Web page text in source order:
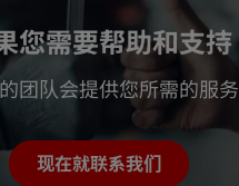
您需要帮助和支持
团队会提供您所需的服务
现在就联系我们